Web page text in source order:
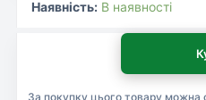
Наявність: В наявності
За покупку цього товару можна